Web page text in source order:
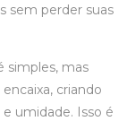
sem perder suas
simples, mas
criando
umidade. Isso é